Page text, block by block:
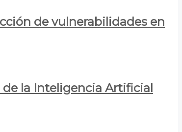
de vulnerabilidades en
la Inteligencia Artificial